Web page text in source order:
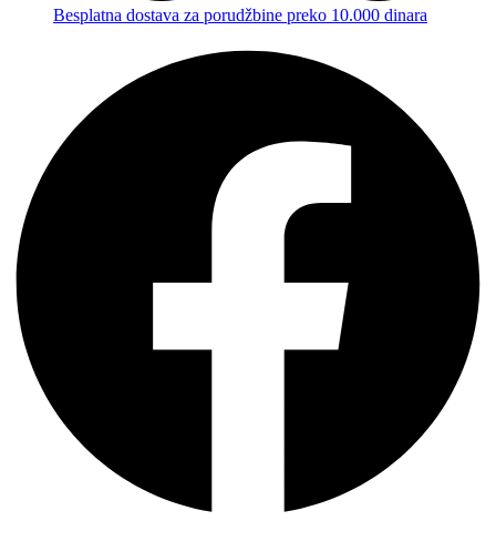
Besplatna dostava za porudžbine preko 10.000 dinara